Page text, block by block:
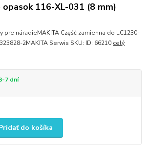
opasok 116-XL-031 (8 mm)
pre náradieMAKITA Część zamienna do LC1230-
2MAKITA Serwis SKU: ID: 66210 celý
7 dní
do košíka